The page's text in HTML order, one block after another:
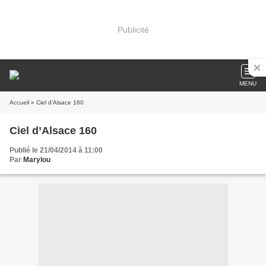
Publicité
MENU
Accueil » Ciel d’Alsace 160
Ciel d’Alsace 160
Publié le 21/04/2014 à 11:00
Par Marylou